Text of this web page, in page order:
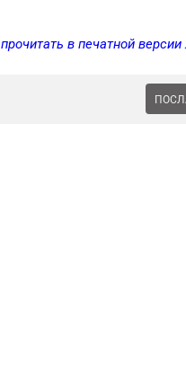
в печатной